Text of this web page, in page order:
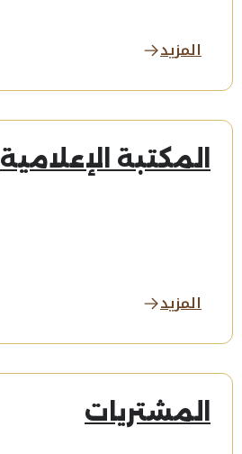
المزيد
المكتبة الإعلامية
المزيد
المشتريات